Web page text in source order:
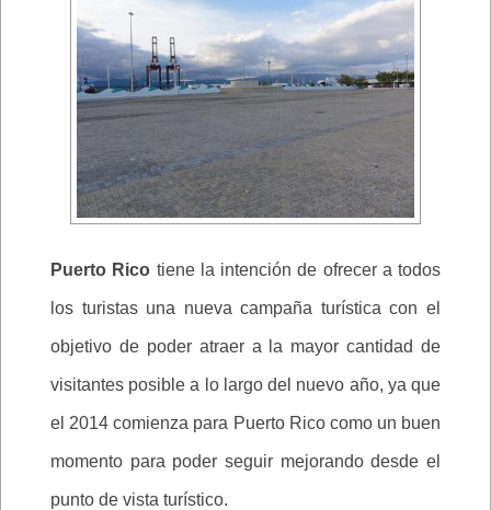
Puerto Rico tiene la intención de ofrecer a todos
los turistas una nueva campaña turística con el
objetivo de poder atraer a la mayor cantidad de
visitantes posible a lo largo del nuevo año, ya que
el 2014 comienza para Puerto Rico como un buen
momento para poder seguir mejorando desde el
punto de vista turístico.